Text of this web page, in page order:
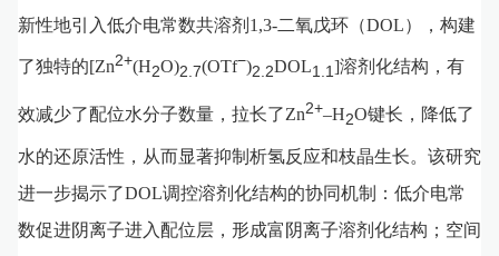
新性地引入低介电常数共溶剂1,3-二氧戊环（DOL），构建
了独特的[Zn2+(H2O)2.7(OTf−)2.2DOL1.1]溶剂化结构，有
效减少了配位水分子数量，拉长了Zn2+–H2O键长，降低了
水的还原活性，从而显著抑制析氢反应和枝晶生长。该研究
进一步揭示了DOL调控溶剂化结构的协同机制：低介电常
数促进阴离子进入配位层，形成富阴离子溶剂化结构；空间